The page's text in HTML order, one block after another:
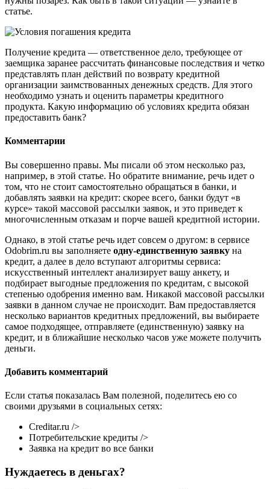
статье.
Получение кредита — ответственное дело, требующее от
заемщика заранее рассчитать финансовые последствия и четко
представлять план действий по возврату кредитной
организации заимствованных денежных средств. Для этого
необходимо узнать и оценить параметры кредитного
продукта. Какую информацию об условиях кредита обязан
предоставить банк?
Комментарии
Вы совершенно правы. Мы писали об этом несколько раз,
например, в этой статье. Но обратите внимание, речь идет о
том, что не стоит самостоятельно обращаться в банки, и
добавлять заявки на кредит: скорее всего, банки будут «в
курсе» такой массовой рассылки заявок, и это приведет к
многочисленным отказам и порче вашей кредитной истории.
Однако, в этой статье речь идет совсем о другом: в сервисе
Odobrim.ru вы заполняете одну-единственную заявку на
кредит, а далее в дело вступают алгоритмы сервиса:
искусственный интеллект анализирует вашу анкету, и
подбирает выгодные предложения по кредитам, с высокой
степенью одобрения именно вам. Никакой массовой рассылки
заявки в данном случае не происходит. Вам предоставляется
несколько вариантов кредитных предложений, вы выбираете
самое подходящее, отправляете (единственную) заявку на
кредит, и в ближайшие несколько часов уже можете получить
деньги.
Добавить комментарий
Если статья показалась Вам полезной, поделитесь ею со
своими друзьями в социальных сетях:
Creditar.ru />
Потребительские кредиты />
Заявка на кредит во все банки
Нуждаетесь в деньгах?